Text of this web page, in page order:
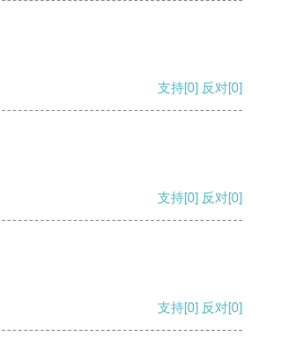
支持[0] 反对[0]
支持[0] 反对[0]
支持[0] 反对[0]